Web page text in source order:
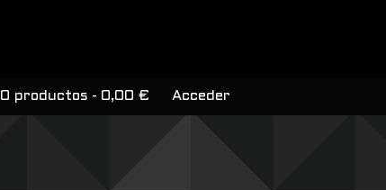
0 productos 0,00 € Acceder